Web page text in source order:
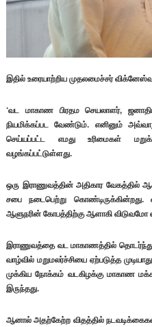
இதில் உரையாற்றிய முதலமைச்சர்
‘வட மாகாண பிரதம செயலாளர்,
நியமிக்கப்பட வேண்டும். எனினும்
செய்யப்பட்ட எமது உரிமைகள்
வழங்கப்பட்டுள்ளது.
ஒரு இராணுவத்தின் அதிகார வேகத்தில்
சபை நடைபெற்று
ஆளுநரின் கோபத்திற்கு ஆளாகி விடுவமோ
இராணுவத்தை வட மாகாணத்தில்
வாழ்வில் மறுமலர்ச்சியை ஏற்படுத்த
முக்கிய நோக்கம் வடகிழக்கு மாகாண
இருந்தது.
ஆனால் அதற்கேற்ற விதத்தில்